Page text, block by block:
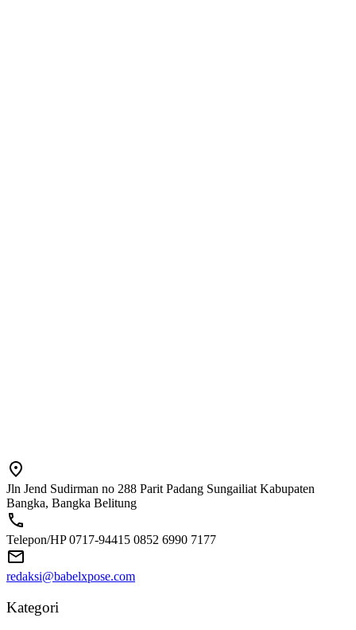
Jln Jend Sudirman no 288 Parit Padang Sungailiat Kabupaten
Bangka, Bangka Belitung
Telepon/HP 0717-94415 0852 6990 7177
redaksi@babelxpose.com
Kategori